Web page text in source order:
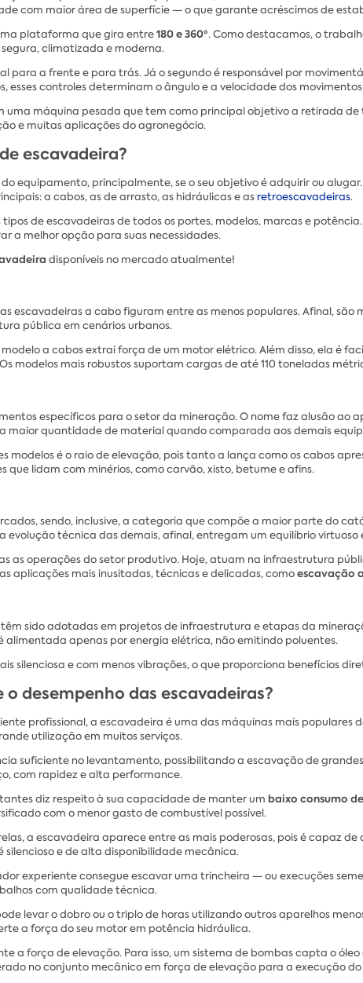
com maior área de superfície — o que garante acréscimos de
plataforma que gira entre180 e 360º. Como destacamos, o
climatizada e moderna.
para a frente e para trás. Já o segundo é responsável por
esses controles determinam o ângulo e a velocidade dos
uma máquina pesada que tem como principal objetivo a retirada
e muitas aplicações do agronegócio.
escavadeira?
equipamento, principalmente, se o seu objetivo é adquirir ou
a cabos, as de arrasto, as hidráulicas e as retroescavadeiras.
de escavadeiras de todos os portes, modelos, marcas e
a melhor opção para suas necessidades.
disponíveis no mercado atualmente!
escavadeiras a cabo figuram entre as menos populares. Afinal, são
pública em cenários urbanos.
a cabos extrai força de um motor elétrico. Além disso, ela é
modelos mais robustos suportam cargas de até 110 toneladas
específicos para o setor da mineração. O nome faz alusão ao
maior quantidade de material quando comparada aos demais
modelos é o raio de elevação, pois tanto a lança como os cabos
lidam com minérios, como carvão, xisto, betume e afins.
sendo, inclusive, a categoria que compõe a maior parte do
evolução técnica das demais, afinal, entregam um equilíbrio
as operações do setor produtivo. Hoje, atuam na infraestrutura
aplicações mais inusitadas, técnicas e delicadas, comoescavação
sido adotadas em projetos de infraestrutura e etapas da
alimentada apenas por energia elétrica, não emitindo poluentes.
silenciosa e com menos vibrações, o que proporciona benefícios
o desempenho das escavadeiras?
profissional, a escavadeira é uma das máquinas mais populares
utilização em muitos serviços.
suficiente no levantamento, possibilitando a escavação de
com rapidez e alta performance.
diz respeito à sua capacidade de manter um baixo consumo
com o menor gasto de combustível possível.
a escavadeira aparece entre as mais poderosas, pois é capaz
silencioso e de alta disponibilidade mecânica.
experiente consegue escavar uma trincheira — ou execuções
com qualidade técnica.
levar o dobro ou o triplo de horas utilizando outros aparelhos
a força do seu motor em potência hidráulica.
a força de elevação. Para isso, um sistema de bombas capta o
no conjunto mecânico em força de elevação para a execução